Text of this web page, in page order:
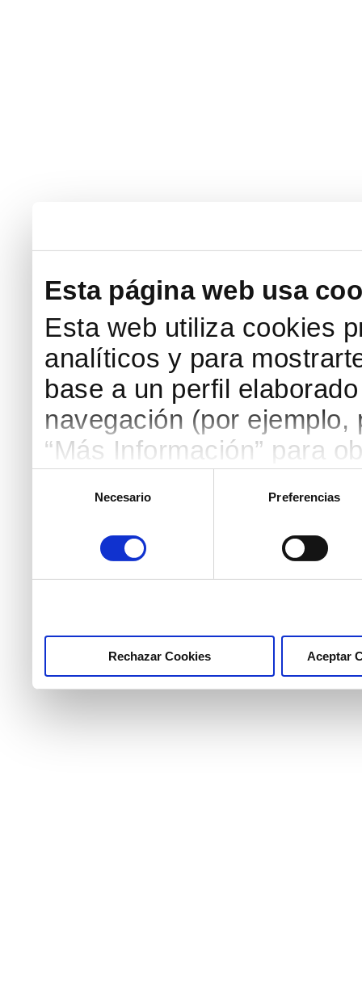
Esta página web usa
Esta web utiliza cookies
analíticos y para
base a un perfil
navegación (por
“Más Información” para
botón “Aceptar
necesarias haciendo
marcar las casillas de
Necesario Preferencias
Rechazar Cookies Aceptar